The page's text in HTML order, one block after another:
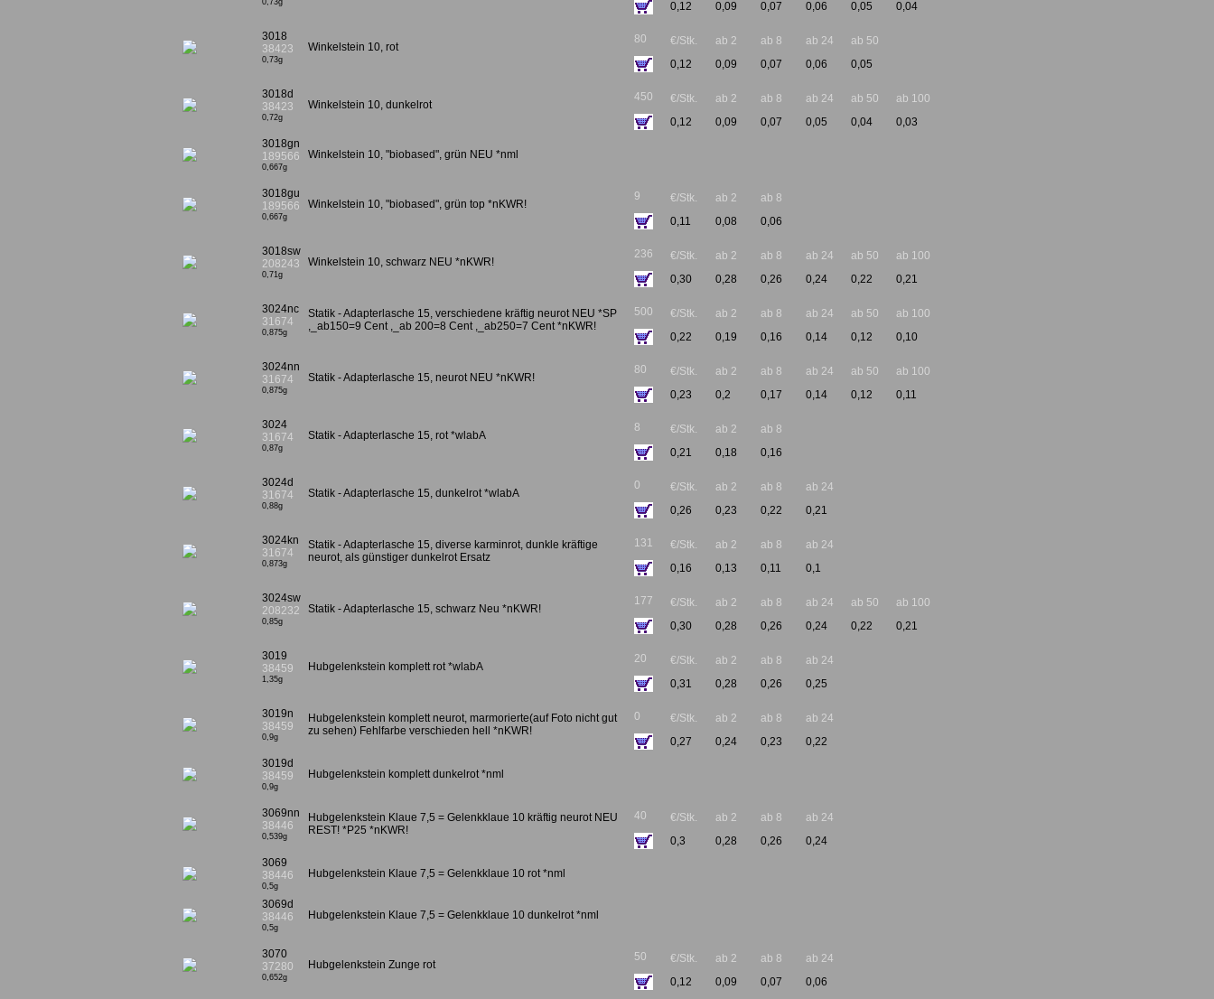
0,73g
0,12
0,09
0,07
0,06
0,05
0,04
3018
38423
0,73g
Winkelstein 10, rot
80
€/Stk.
0,12
ab 2
0,09
ab 8
0,07
ab 24
0,06
ab 50
0,05
3018d
38423
0,72g
Winkelstein 10, dunkelrot
450
€/Stk.
0,12
ab 2
0,09
ab 8
0,07
ab 24
0,05
ab 50
0,04
ab 100
0,03
3018gn
189566
0,667g
Winkelstein 10, "biobased", grün NEU *nml
3018gu
189566
0,667g
Winkelstein 10, "biobased", grün top *nKWR!
9
€/Stk.
0,11
ab 2
0,08
ab 8
0,06
3018sw
208243
0,71g
Winkelstein 10, schwarz NEU *nKWR!
236
€/Stk.
0,30
ab 2
0,28
ab 8
0,26
ab 24
0,24
ab 50
0,22
ab 100
0,21
3024nc
31674
0,875g
Statik - Adapterlasche 15, verschiedene kräftig neurot NEU *SP
,_ab150=9 Cent ,_ab 200=8 Cent ,_ab250=7 Cent *nKWR!
500
€/Stk.
0,22
ab 2
0,19
ab 8
0,16
ab 24
0,14
ab 50
0,12
ab 100
0,10
3024nn
31674
0,875g
Statik - Adapterlasche 15, neurot NEU *nKWR!
80
€/Stk.
0,23
ab 2
0,2
ab 8
0,17
ab 24
0,14
ab 50
0,12
ab 100
0,11
3024
31674
0,87g
Statik - Adapterlasche 15, rot *wlabA
8
€/Stk.
0,21
ab 2
0,18
ab 8
0,16
3024d
31674
0,88g
Statik - Adapterlasche 15, dunkelrot *wlabA
0
€/Stk.
0,26
ab 2
0,23
ab 8
0,22
ab 24
0,21
3024kn
31674
0,873g
Statik - Adapterlasche 15, diverse karminrot, dunkle kräftige
neurot, als günstiger dunkelrot Ersatz
131
€/Stk.
0,16
ab 2
0,13
ab 8
0,11
ab 24
0,1
3024sw
208232
0,85g
Statik - Adapterlasche 15, schwarz Neu *nKWR!
177
€/Stk.
0,30
ab 2
0,28
ab 8
0,26
ab 24
0,24
ab 50
0,22
ab 100
0,21
3019
38459
1,35g
Hubgelenkstein komplett rot *wlabA
20
€/Stk.
0,31
ab 2
0,28
ab 8
0,26
ab 24
0,25
3019n
38459
0,9g
Hubgelenkstein komplett neurot, marmorierte(auf Foto nicht gut
zu sehen) Fehlfarbe verschieden hell *nKWR!
0
€/Stk.
0,27
ab 2
0,24
ab 8
0,23
ab 24
0,22
3019d
38459
0,9g
Hubgelenkstein komplett dunkelrot *nml
3069nn
38446
0,539g
Hubgelenkstein Klaue 7,5 = Gelenkklaue 10 kräftig neurot NEU
REST! *P25 *nKWR!
40
€/Stk.
0,3
ab 2
0,28
ab 8
0,26
ab 24
0,24
3069
38446
0,5g
Hubgelenkstein Klaue 7,5 = Gelenkklaue 10 rot *nml
3069d
38446
0,5g
Hubgelenkstein Klaue 7,5 = Gelenkklaue 10 dunkelrot *nml
3070
37280
0,652g
Hubgelenkstein Zunge rot
50
€/Stk.
0,12
ab 2
0,09
ab 8
0,07
ab 24
0,06